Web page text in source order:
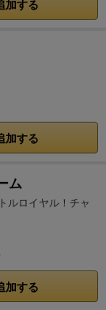
加する
加する
ム
ルロイヤル！チャ
加する